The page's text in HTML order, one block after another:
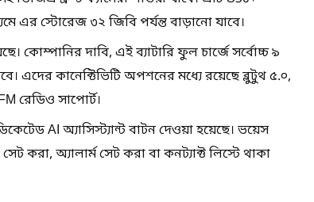
এর স্টোরেজ ৩২ জিবি পর্যন্ত বাড়ানো যাবে।
কোম্পানির দাবি, এই ব্যাটারি ফুল চার্জে সর্বোচ্চ ৯
এদের কানেক্টিভিটি অপশনের মধ্যে রয়েছে ব্লুটুথ ৫.০,
রেডিও সাপোর্ট।
AI অ্যাসিস্ট্যান্ট বাটন দেওয়া হয়েছে। ভয়েস
করা, অ্যালার্ম সেট করা বা কনট্যাক্ট লিস্টে থাকা